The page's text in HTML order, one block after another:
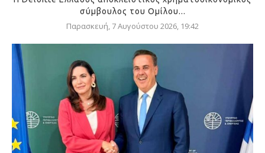
σύμβουλος του Ομίλου...
Παρασκευή, 7 Αυγούστου 2026, 19:42